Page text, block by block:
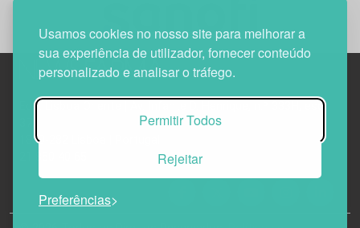
Usamos cookies no nosso site para melhorar a
sua experiência de utilizador, fornecer conteúdo
personalizado e analisar o tráfego.
Permitir Todos
Rejeitar
Preferências
Edif. Lisboa Oriente | Av. Infante D. Henrique, n.º 333H, esc.
1800-282 Lisboa | Portugal